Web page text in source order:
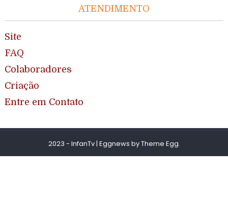
ATENDIMENTO
Site
FAQ
Colaboradores
Criação
Entre em Contato
2023 - InfanTv| Eggnews byTheme Egg.